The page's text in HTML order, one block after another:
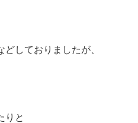
しておりましたが、
りと